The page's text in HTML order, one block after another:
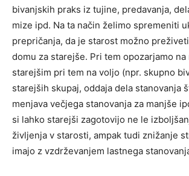
bivanjskih praks iz tujine, predavanja,
mize ipd. Na ta način želimo spremeniti
prepričanja, da je starost možno
domu za starejše. Pri tem opozarjamo
starejšim pri tem na voljo (npr. skupno
starejših skupaj, oddaja dela stanovanja
menjava večjega stanovanja za manjše
si lahko starejši zagotovijo ne le
življenja v starosti, ampak tudi znižanje
imajo z vzdrževanjem lastnega